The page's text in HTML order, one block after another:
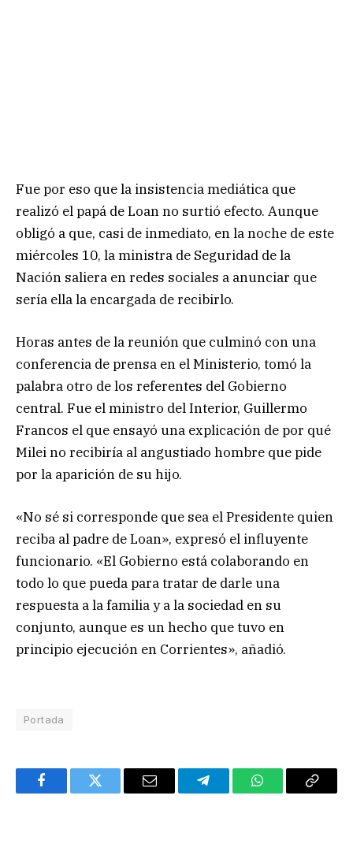
Fue por eso que la insistencia mediática que
realizó el papá de Loan no surtió efecto. Aunque
obligó a que, casi de inmediato, en la noche de este
miércoles 10, la ministra de Seguridad de la
Nación saliera en redes sociales a anunciar que
sería ella la encargada de recibirlo.
Horas antes de la reunión que culminó con una
conferencia de prensa en el Ministerio, tomó la
palabra otro de los referentes del Gobierno
central. Fue el ministro del Interior, Guillermo
Francos el que ensayó una explicación de por qué
Milei no recibiría al angustiado hombre que pide
por la aparición de su hijo.
«No sé si corresponde que sea el Presidente quien
reciba al padre de Loan», expresó el influyente
funcionario. «El Gobierno está colaborando en
todo lo que pueda para tratar de darle una
respuesta a la familia y a la sociedad en su
conjunto, aunque es un hecho que tuvo en
principio ejecución en Corrientes», añadió.
Portada
FacebookTwitter Email TelegramWhatsAppCopy